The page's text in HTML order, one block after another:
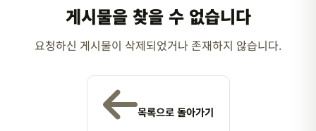
게시물을 찾을 수 없습니다
요청하신 게시물이 삭제되었거나 존재하지 않습니다.
목록으로 돌아가기